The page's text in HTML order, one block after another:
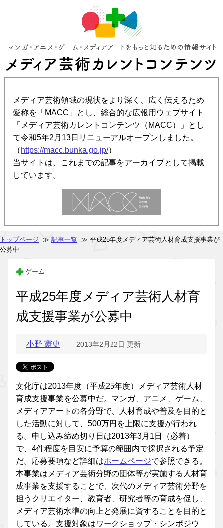
メディア芸術領域の現状をより深く、広く伝えるため
愛称を「MACC」とし、総合的な広報用ウェブサイト
「メディア芸術カレントコンテンツ（MACC）」とし
て令和5年2月13日リニューアルオープンしました。
（ https://macc.bunka.go.jp/）
当サイトは、これまでの記事をアーカイブとして掲載
しています。
トップページ ≫ 記事一覧 ≫ 平成25年度メディア芸術人材育成支援事業が
公募中
ゲーム
平成25年度メディア芸術人材育
成支援事業が公募中
小野 憲史 2013年2月22日 更新
文化庁は2013年度（平成25年度）メディア芸術人材
育成支援事業を公募中だ。マンガ、アニメ、ゲーム、
メディアアートの各分野で、人材育成や普及を目的と
した活動に対して、500万円を上限に支援が行われ
る。申し込み締め切り日は2013年3月1日（必着）
で、4件程度を目安に予算の範囲内で採択される予定
だ。応募要項など詳細はホームページで参照できる。
本事業はメディア芸術分野の団体等が実施する人材育
成事業を支援することで、次代のメディア芸術分野を
担うクリエイター、教育者、研究者等の育成を促し、
メディア芸術水準の向上と発展に資することを目的と
している。支援対象はワークショップ・シンポジウ